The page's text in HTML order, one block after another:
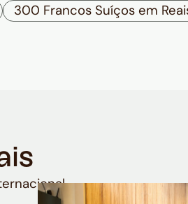
300 Francos Suíços em